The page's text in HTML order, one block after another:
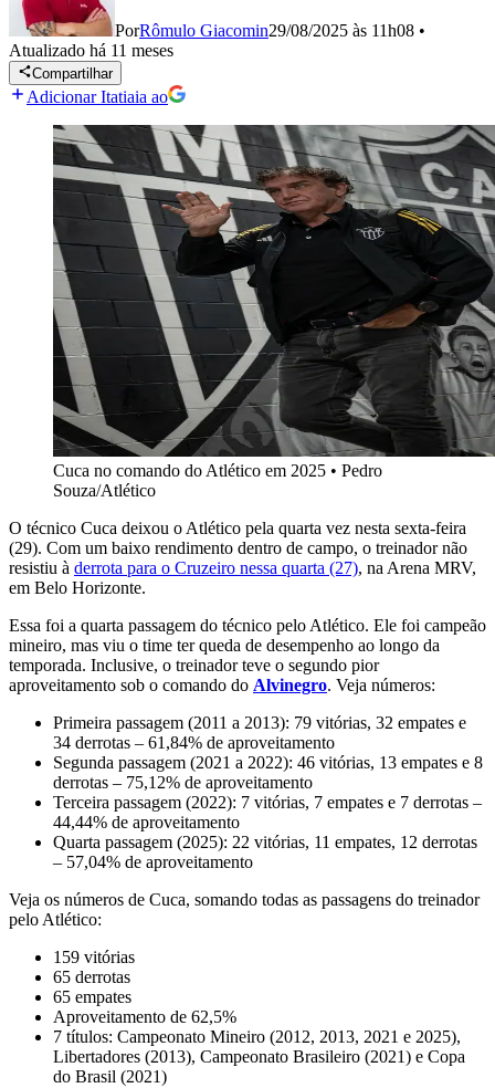
PorRômulo Giacomin29/08/2025 às 11h08 •
Atualizado há 11 meses
Compartilhar
Adicionar Itatiaia ao
Cuca no comando do Atlético em 2025 • Pedro
Souza/Atlético
O técnico Cuca deixou o Atlético pela quarta vez nesta sexta-feira
(29). Com um baixo rendimento dentro de campo, o treinador não
resistiu à derrota para o Cruzeiro nessa quarta (27), na Arena MRV,
em Belo Horizonte.
Essa foi a quarta passagem do técnico pelo Atlético. Ele foi campeão
mineiro, mas viu o time ter queda de desempenho ao longo da
temporada. Inclusive, o treinador teve o segundo pior
aproveitamento sob o comando do Alvinegro. Veja números:
Primeira passagem (2011 a 2013): 79 vitórias, 32 empates e
34 derrotas – 61,84% de aproveitamento
Segunda passagem (2021 a 2022): 46 vitórias, 13 empates e 8
derrotas – 75,12% de aproveitamento
Terceira passagem (2022): 7 vitórias, 7 empates e 7 derrotas –
44,44% de aproveitamento
Quarta passagem (2025): 22 vitórias, 11 empates, 12 derrotas
– 57,04% de aproveitamento
Veja os números de Cuca, somando todas as passagens do treinador
pelo Atlético:
159 vitórias
65 derrotas
65 empates
Aproveitamento de 62,5%
7 títulos: Campeonato Mineiro (2012, 2013, 2021 e 2025),
Libertadores (2013), Campeonato Brasileiro (2021) e Copa
do Brasil (2021)